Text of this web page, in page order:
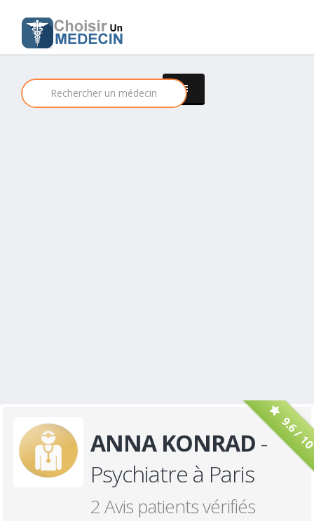
9.6 /
ANNA KONRAD -
Psychiatre à Paris
2 Avis patients vérifiés